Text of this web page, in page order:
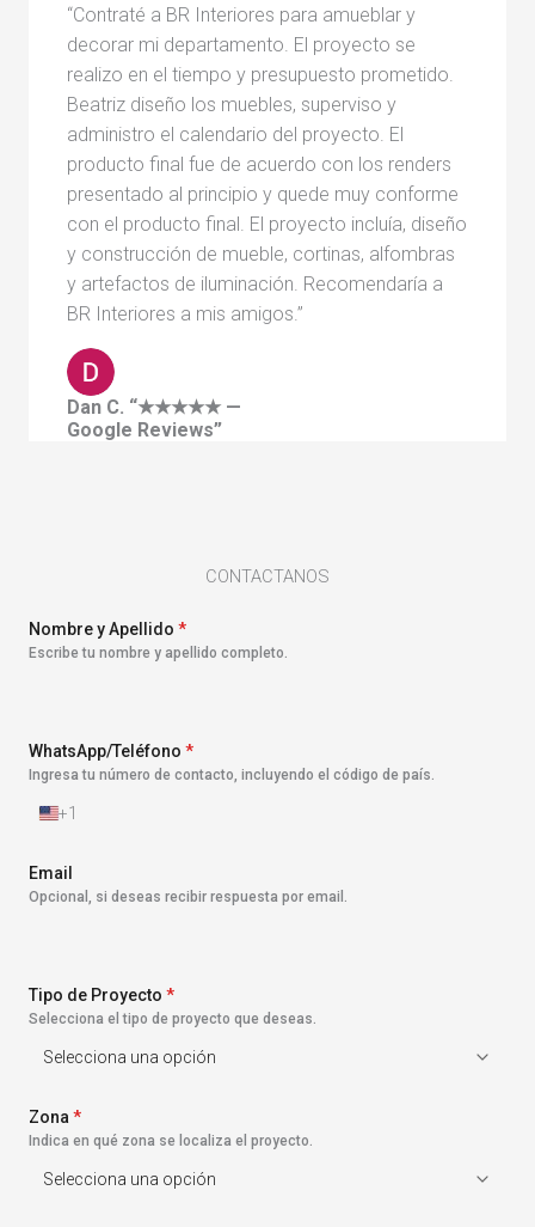
“Contraté a BR Interiores para amueblar y
decorar mi departamento. El proyecto se
realizo en el tiempo y presupuesto prometido.
Beatriz diseño los muebles, superviso y
administro el calendario del proyecto. El
producto final fue de acuerdo con los renders
presentado al principio y quede muy conforme
con el producto final. El proyecto incluía, diseño
y construcción de mueble, cortinas, alfombras
y artefactos de iluminación. Recomendaría a
BR Interiores a mis amigos.”
Dan C. “★★★★★ —
Google Reviews”
CONTACTANOS
Nombre y Apellido *
Escribe tu nombre y apellido completo.
WhatsApp/Teléfono *
Ingresa tu número de contacto, incluyendo el código de país.
E
a
d
n
i
o
1
+1
Email
Opcional, si deseas recibir respuesta por email.
Tipo de Proyecto *
Selecciona el tipo de proyecto que deseas.
Zona *
Indica en qué zona se localiza el proyecto.